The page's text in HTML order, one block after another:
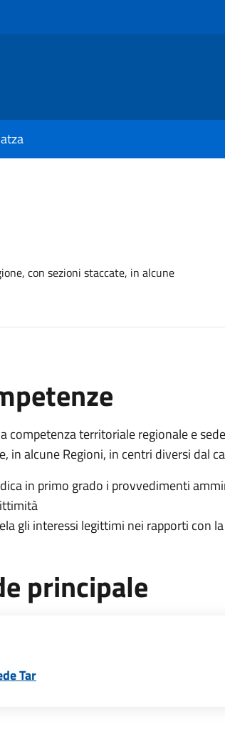
con sezioni staccate, in alcune
competenza territoriale regionale e
in alcune Regioni, in centri diversi dal
in primo grado i provvedimenti
gli interessi legittimi nei rapporti con
principale
Tar